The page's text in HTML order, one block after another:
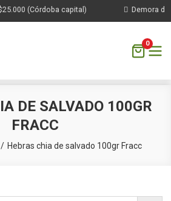
(Córdoba capital) Demora de
0
DE SALVADO 100GR
FRACC
Hebras chia de salvado 100gr Fracc